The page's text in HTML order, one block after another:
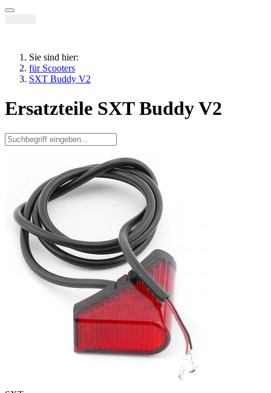
Sie sind hier:
für Scooters
SXT Buddy V2
Ersatzteile SXT Buddy V2